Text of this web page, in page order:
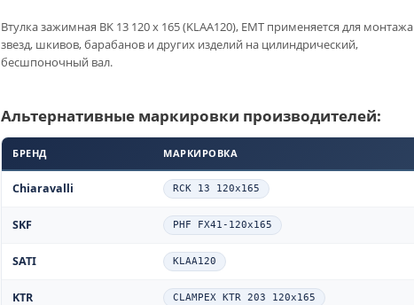
Втулка зажимная BK 13 120 x 165 (KLAA120), EMT применяется для монтажа
звезд, шкивов, барабанов и других изделий на цилиндрический,
бесшпоночный вал.
Альтернативные маркировки производителей:
БРЕНД МАРКИРОВКА
Chiaravalli RCK 13 120x165
SKF PHF FX41-120x165
SATI KLAA120
KTR CLAMPEX KTR 203 120x165